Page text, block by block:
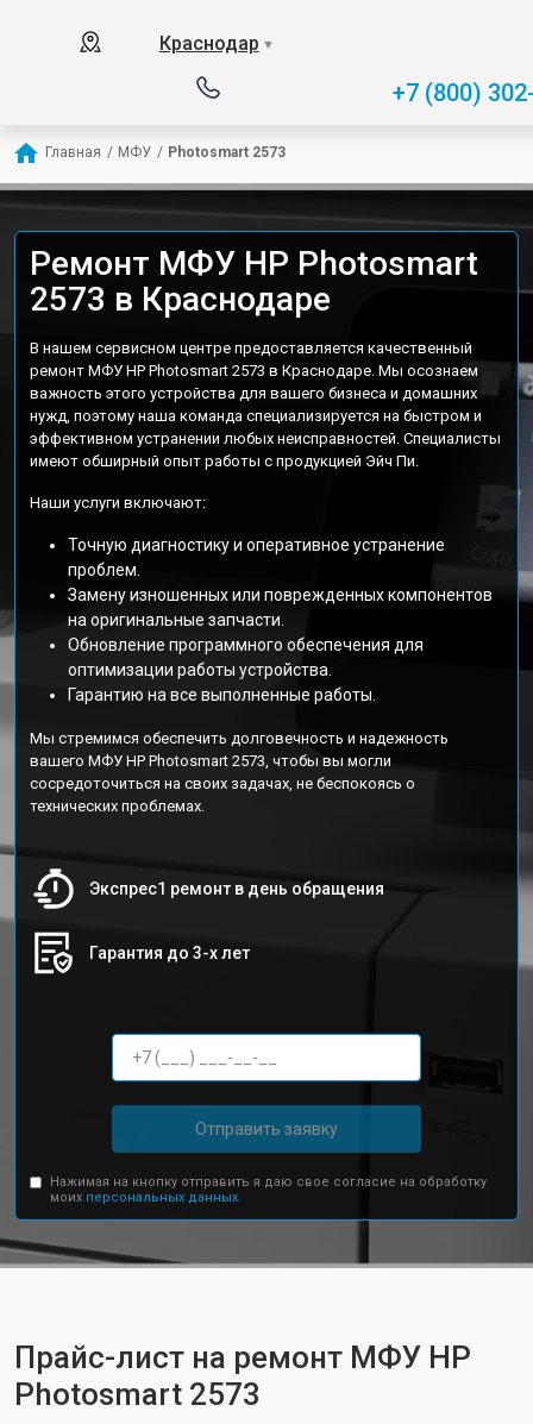
Краснодар ▼
+7 (800)
Главная / МФУ / Photosmart 2573
Ремонт МФУ HP Photosmart
2573 в Краснодаре
В нашем сервисном центре предоставляется качественный
ремонт МФУ HP Photosmart 2573 в Краснодаре. Мы осознаем
важность этого устройства для вашего бизнеса и домашних
нужд, поэтому наша команда специализируется на быстром и
эффективном устранении любых неисправностей. Специалисты
имеют обширный опыт работы с продукцией Эйч Пи.
Наши услуги включают:
Точную диагностику и оперативное устранение
проблем.
Замену изношенных или поврежденных компонентов
на оригинальные запчасти.
Обновление программного обеспечения для
оптимизации работы устройства.
Гарантию на все выполненные работы.
Мы стремимся обеспечить долговечность и надежность
вашего МФУ HP Photosmart 2573, чтобы вы могли
сосредоточиться на своих задачах, не беспокоясь о
технических проблемах.
Экспрес1 ремонт в день обращения
Гарантия до 3-х лет
Отправить заявку
Нажимая на кнопку отправить я даю свое согласие на обработку
моих персональных данных.
Прайс-лист на ремонт МФУ HP
Photosmart 2573